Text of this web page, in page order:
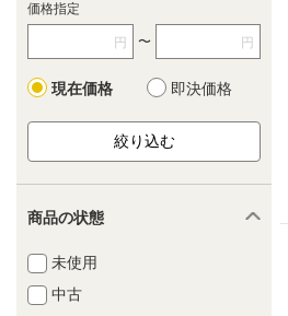
価格指定
円 〜 円
現在価格 即決価格
商品の状態
未使用
中古